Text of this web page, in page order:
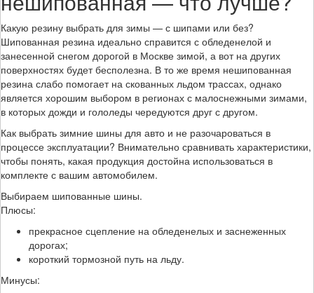
Какую резину выбрать для зимы — с шипами или без?
Шипованная резина идеально справится с обледенелой и
занесенной снегом дорогой в Москве зимой, а вот на других
поверхностях будет бесполезна. В то же время нешипованная
резина слабо помогает на скованных льдом трассах, однако
является хорошим выбором в регионах с малоснежными зимами,
в которых дожди и гололеды чередуются друг с другом.
Как выбрать зимние шины для авто и не разочароваться в
процессе эксплуатации? Внимательно сравнивать характеристики,
чтобы понять, какая продукция достойна использоваться в
комплекте с вашим автомобилем.
Выбираем шипованные шины.
Плюсы:
прекрасное сцепление на обледенелых и заснеженных
дорогах;
короткий тормозной путь на льду.
Минусы: